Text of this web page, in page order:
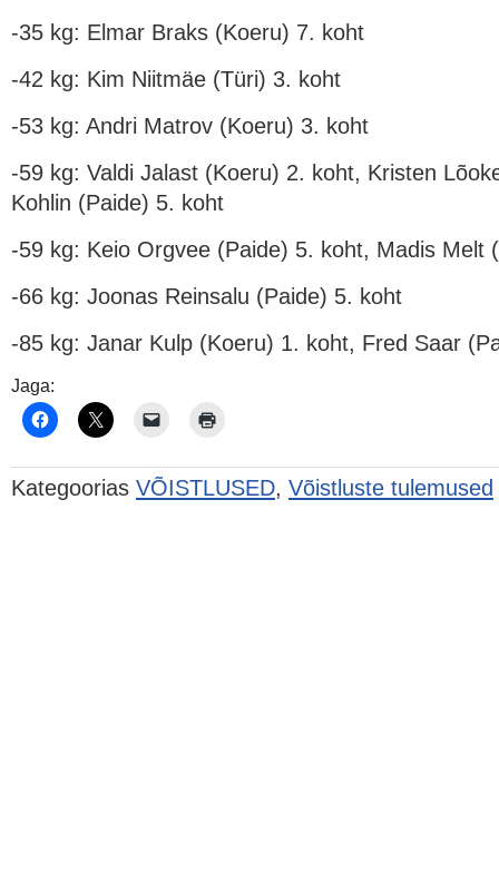
-35 kg: Elmar Braks (Koeru) 7. koht
-42 kg: Kim Niitmäe (Türi) 3. koht
-53 kg: Andri Matrov (Koeru) 3. koht
-59 kg: Valdi Jalast (Koeru) 2. koht, Kristen
Kohlin (Paide) 5. koht
-59 kg: Keio Orgvee (Paide) 5. koht, Madis Melt
-66 kg: Joonas Reinsalu (Paide) 5. koht
-85 kg: Janar Kulp (Koeru) 1. koht, Fred Saar
Jaga:
Kategoorias VÕISTLUSED, Võistluste tulemused